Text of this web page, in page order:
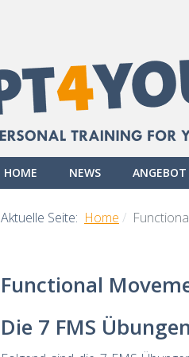
HOME NEWS ANGEBOT
Aktuelle Seite: Home
Functional
Die 7 FMS Übungen